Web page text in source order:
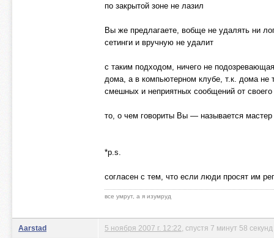
по закрытой зоне не лазил
Вы же предлагаете, вобще не удалять ни
сетинги и вручную не удалит
с таким подходом, ничего не
дома, а в компьютерном клубе, т.к. дома не
смешных и неприятных сообщений от
то, о чем говориты Вы — называется
*p.s.
согласен с тем, что если люди просят им
все умрут, а я изумруд
Aarstad 5 ноября 2007 г. 12:22 , спустя 7 минут 58 секунд